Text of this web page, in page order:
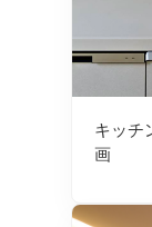
キッチ
画